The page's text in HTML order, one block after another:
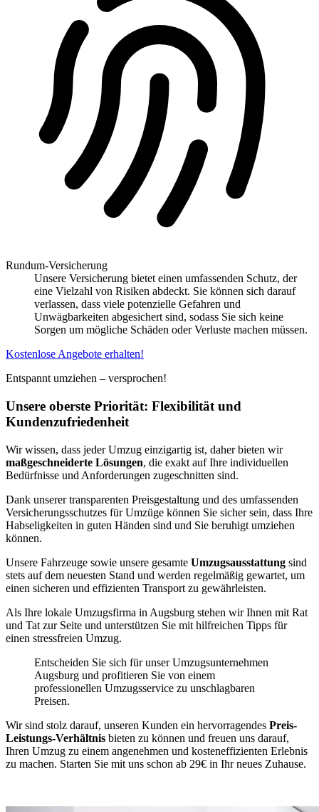
Rundum-Versicherung
Unsere Versicherung bietet einen umfassenden Schutz, der
eine Vielzahl von Risiken abdeckt. Sie können sich darauf
verlassen, dass viele potenzielle Gefahren und
Unwägbarkeiten abgesichert sind, sodass Sie sich keine
Sorgen um mögliche Schäden oder Verluste machen müssen.
Kostenlose Angebote erhalten!
Entspannt umziehen – versprochen!
Unsere oberste Priorität: Flexibilität und
Kundenzufriedenheit
Wir wissen, dass jeder Umzug einzigartig ist, daher bieten wir
maßgeschneiderte Lösungen, die exakt auf Ihre individuellen
Bedürfnisse und Anforderungen zugeschnitten sind.
Dank unserer transparenten Preisgestaltung und des umfassenden
Versicherungsschutzes für Umzüge können Sie sicher sein, dass Ihre
Habseligkeiten in guten Händen sind und Sie beruhigt umziehen
können.
Unsere Fahrzeuge sowie unsere gesamte Umzugsausstattung sind
stets auf dem neuesten Stand und werden regelmäßig gewartet, um
einen sicheren und effizienten Transport zu gewährleisten.
Als Ihre lokale Umzugsfirma in Augsburg stehen wir Ihnen mit Rat
und Tat zur Seite und unterstützen Sie mit hilfreichen Tipps für
einen stressfreien Umzug.
Entscheiden Sie sich für unser Umzugsunternehmen
Augsburg und profitieren Sie von einem
professionellen Umzugsservice zu unschlagbaren
Preisen.
Wir sind stolz darauf, unseren Kunden ein hervorragendes Preis-
Leistungs-Verhältnis bieten zu können und freuen uns darauf,
Ihren Umzug zu einem angenehmen und kosteneffizienten Erlebnis
zu machen. Starten Sie mit uns schon ab 29€ in Ihr neues Zuhause.